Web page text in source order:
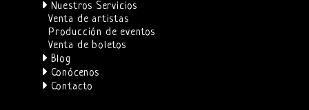
Nuestros Servicios
Venta de artistas
Producción de eventos
Venta de boletos
Blog
Conócenos
Contacto